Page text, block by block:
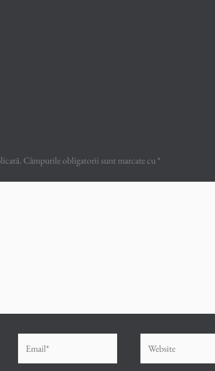
Câmpurile obligatorii sunt marcate cu*